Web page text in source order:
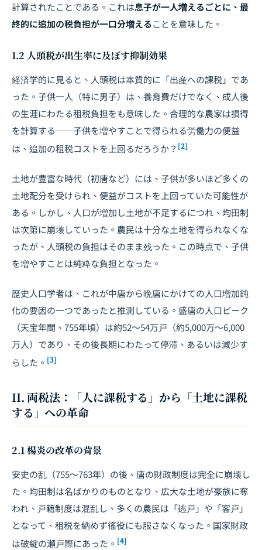
計算されたことである。これは息子が一人増えるごとに、最
終的に追加の税負担が一口分増えることを意味した。
1.2 人頭税が出生率に及ぼす抑制効果
経済学的に見ると、人頭税は本質的に「出産への課税」であ
った。子供一人（特に男子）は、養育費だけでなく、成人後
の生涯にわたる租税負担をも意味した。合理的な農家は損得
を計算する――子供を増やすことで得られる労働力の便益
は、追加の租税コストを上回るだろうか？ [2]
土地が豊富な時代（初唐など）には、子供が多いほど多くの
土地配分を受けられ、便益がコストを上回っていた可能性が
ある。しかし、人口が増加し土地が不足するにつれ、均田制
は次第に崩壊していった。農民は十分な土地を得られなくな
ったが、人頭税の負担はそのまま残った。この時点で、子供
を増やすことは純粋な負担となった。
歴史人口学者は、これが中唐から晩唐にかけての人口増加鈍
化の要因の一つであったと推測している。盛唐の人口ピーク
（天宝年間、755年頃）は約52～54万戸（約5,000万～6,000
万人）であり、その後長期にわたって停滞、あるいは減少す
らした。 [3]
II. 両税法：「人に課税する」から「土地に課税
する」への革命
2.1 楊炎の改革の背景
安史の乱（755～763年）の後、唐の財政制度は完全に崩壊し
た。均田制は名ばかりのものとなり、広大な土地が豪族に奪
われ、戸籍制度は混乱し、多くの農民は「逃戸」や「客戸」
となって、租税を納めず徭役にも服さなくなった。国家財政
は破綻の瀬戸際にあった。 [4]